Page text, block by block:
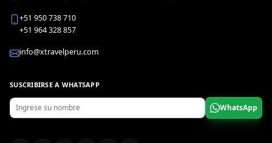
+51 950 738 710
+51 964 328 857
info@xtravelperu.com
SUSCRIBIRSE A WHATSAPP
WhatsApp